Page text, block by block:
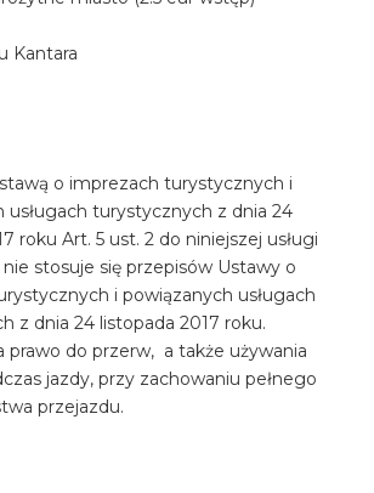
Kantara
o imprezach turystycznych i
usługach turystycznych z dnia 24
roku Art. 5 ust. 2 do niniejszej usługi
stosuje się przepisów Ustawy o
i powiązanych usługach
z dnia 24 listopada 2017 roku.
prawo do przerw, a także używania
jazdy, przy zachowaniu pełnego
przejazdu.